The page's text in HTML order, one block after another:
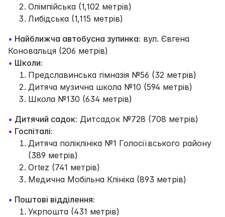
Олімпійська (1,102 метрів)
Либідська (1,115 метрів)
• Найближча автобусна зупинка: вул. Євгена
Коновальця (206 метрів)
• Школи:
Предславинська гімназія №56 (32 метрів)
Дитяча музична школа №10 (594 метрів)
Школа №130 (634 метрів)
• Дитячий садок: Дитсадок №728 (708 метрів)
• Госпіталі:
Дитяча поліклініка №1 Голосіївського району
(389 метрів)
Ortez (741 метрів)
Медична Мобільна Клініка (893 метрів)
• Поштові відділення:
Укрпошта (431 метрів)